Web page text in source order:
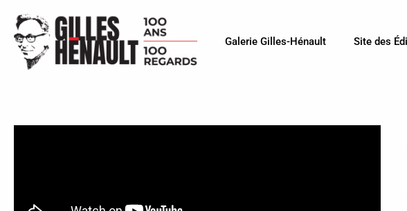
Galerie Gilles-Hénault Site des